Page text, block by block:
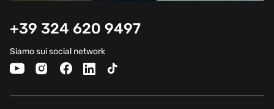
+39 324 620 9497
Siamo sui social network